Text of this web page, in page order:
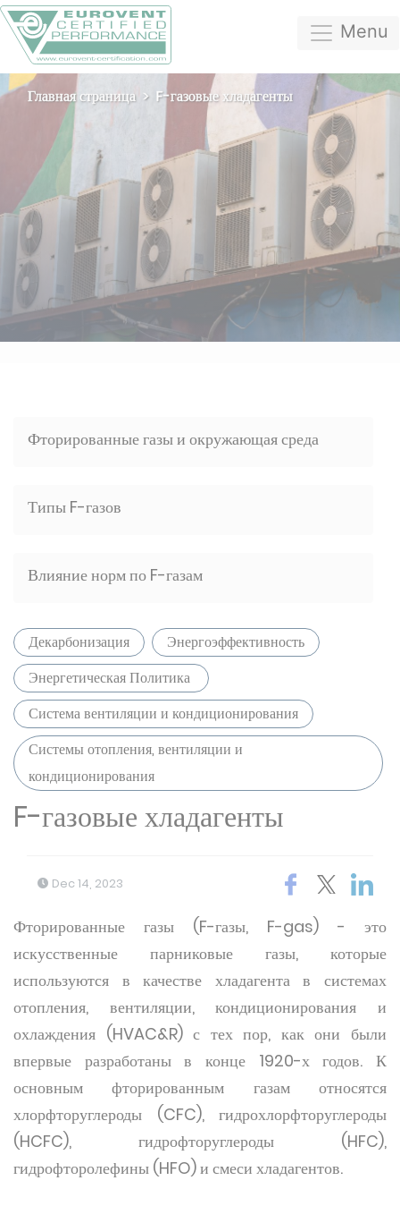
Menu
Главная страница F-газовые хладагенты
Фторированные газы и окружающая среда
Типы F-газов
Влияние норм по F-газам
Декарбонизация
Энергоэффективность
Энергетическая Политика
Система вентиляции и кондиционирования
Системы отопления, вентиляции и
кондиционирования
F-газовые хладагенты
Dec 14, 2023
Фторированные газы (F-газы, F-gas) - это
искусственные парниковые газы, которые
используются в качестве хладагента в системах
отопления, вентиляции, кондиционирования и
охлаждения (HVAC&R) с тех пор, как они были
впервые разработаны в конце 1920-х годов. К
основным фторированным газам относятся
хлорфторуглероды (CFC), гидрохлорфторуглероды
(HCFC), гидрофторуглероды (HFC),
гидрофторолефины (HFO) и смеси хладагентов.